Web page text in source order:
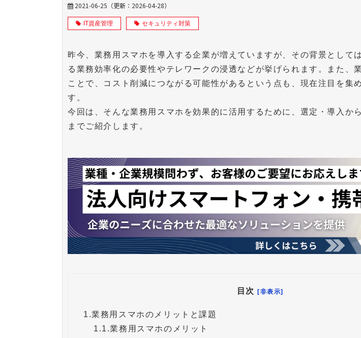
2021-06-25 （更新： 2026-04-28）
IT資産管理 セキュリティ対策
昨今、業務用スマホを導入する企業が増えていますが、その背景として
る業務効率化の必要性やテレワークの浸透などが挙げられます。また、
ことで、コスト削減につながる可能性があるという点も、現在注目を集
す。
今回は、そんな業務用スマホを効果的に活用するために、選定・導入か
までご紹介します。
目次 [非表示]
1.業務用スマホのメリットと課題
1.1.業務用スマホのメリット